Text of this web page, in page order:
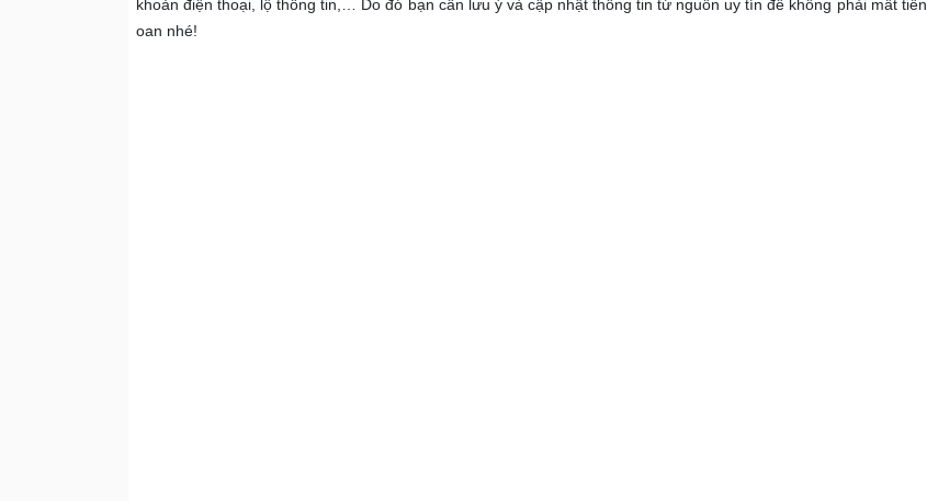
khoản điện thoại, lộ thông tin,… Do đó bạn cần lưu ý và cập nhật thông tin từ nguồn uy tín để không phải mất tiền
oan nhé!